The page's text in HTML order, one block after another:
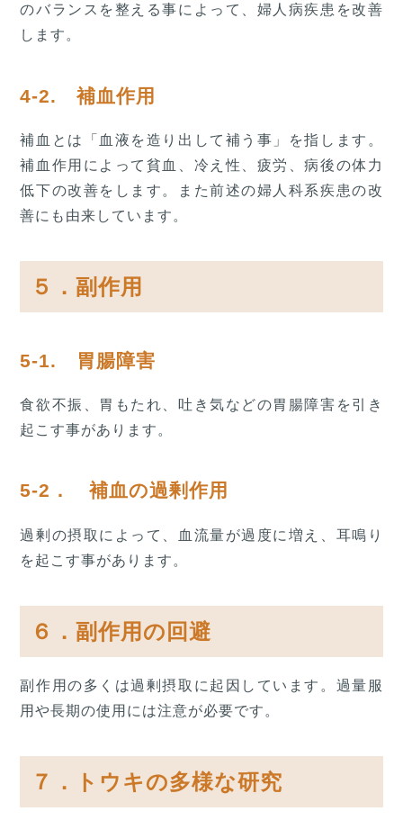
のバランスを整える事によって、婦人病疾患を改善
します。
4-2. 補血作用
補血とは「血液を造り出して補う事」を指します。
補血作用によって貧血、冷え性、疲労、病後の体力
低下の改善をします。また前述の婦人科系疾患の改
善にも由来しています。
５．副作用
5-1. 胃腸障害
食欲不振、胃もたれ、吐き気などの胃腸障害を引き
起こす事があります。
5-2． 補血の過剰作用
過剰の摂取によって、血流量が過度に増え、耳鳴り
を起こす事があります。
６．副作用の回避
副作用の多くは過剰摂取に起因しています。過量服
用や長期の使用には注意が必要です。
７．トウキの多様な研究